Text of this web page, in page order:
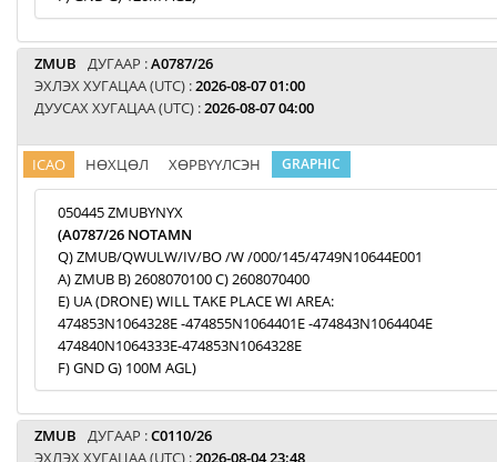
ZMUB ДУГААР :A0787/26
ЭХЛЭХ ХУГАЦАА (UTC) :2026-08-07 01:00
ДУУСАХ ХУГАЦАА (UTC) :2026-08-07 04:00
ICAO НӨХЦӨЛ ХӨРВҮҮЛСЭН GRAPHIC
050445 ZMUBYNYX
(A0787/26 NOTAMN
Q) ZMUB/QWULW/IV/BO /W /000/145/4749N10644E001
A) ZMUB B) 2608070100 C) 2608070400
E) UA (DRONE) WILL TAKE PLACE WI AREA:
474853N1064328E -474855N1064401E -474843N1064404E
474840N1064333E-474853N1064328E
F) GND G) 100M AGL)
ZMUB ДУГААР :C0110/26
ЭХЛЭХ ХУГАЦАА (UTC) :2026-08-04 23:48